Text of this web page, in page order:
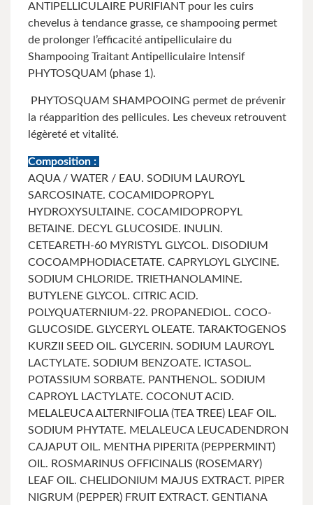
ANTIPELLICULAIRE PURIFIANT pour les cuirs
chevelus à tendance grasse, ce shampooing permet
de prolonger l’efficacité antipelliculaire du
Shampooing Traitant Antipelliculaire Intensif
PHYTOSQUAM (phase 1).
PHYTOSQUAM SHAMPOOING permet de prévenir
la réapparition des pellicules. Les cheveux retrouvent
légèreté et vitalité.
Composition :
AQUA / WATER / EAU. SODIUM LAUROYL
SARCOSINATE. COCAMIDOPROPYL
HYDROXYSULTAINE. COCAMIDOPROPYL
BETAINE. DECYL GLUCOSIDE. INULIN.
CETEARETH-60 MYRISTYL GLYCOL. DISODIUM
COCOAMPHODIACETATE. CAPRYLOYL GLYCINE.
SODIUM CHLORIDE. TRIETHANOLAMINE.
BUTYLENE GLYCOL. CITRIC ACID.
POLYQUATERNIUM-22. PROPANEDIOL. COCO-
GLUCOSIDE. GLYCERYL OLEATE. TARAKTOGENOS
KURZII SEED OIL. GLYCERIN. SODIUM LAUROYL
LACTYLATE. SODIUM BENZOATE. ICTASOL.
POTASSIUM SORBATE. PANTHENOL. SODIUM
CAPROYL LACTYLATE. COCONUT ACID.
MELALEUCA ALTERNIFOLIA (TEA TREE) LEAF OIL.
SODIUM PHYTATE. MELALEUCA LEUCADENDRON
CAJAPUT OIL. MENTHA PIPERITA (PEPPERMINT)
OIL. ROSMARINUS OFFICINALIS (ROSEMARY)
LEAF OIL. CHELIDONIUM MAJUS EXTRACT. PIPER
NIGRUM (PEPPER) FRUIT EXTRACT. GENTIANA